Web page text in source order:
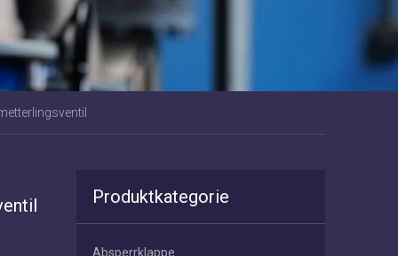
Produktkategorie
Absperrklappe